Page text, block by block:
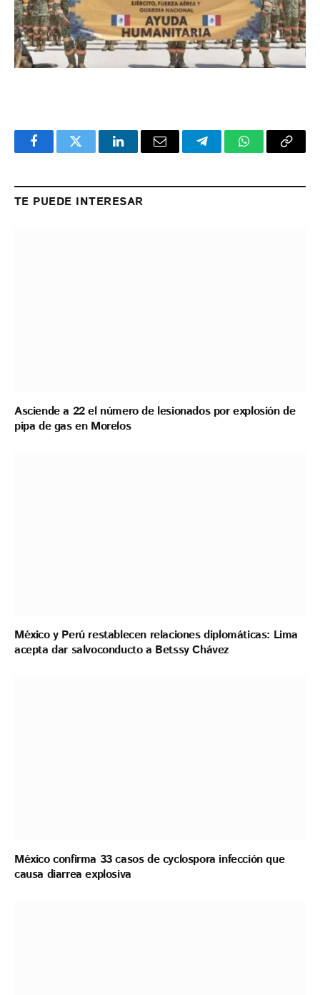
FacebookTwitter LinkedInEmail TelegramWhatsApp
Copy
TE PUEDE INTERESAR
Asciende a 22 el número de lesionados por explosión de
pipa de gas en Morelos
México y Perú restablecen relaciones diplomáticas: Lima
acepta dar salvoconducto a Betssy Chávez
México confirma 33 casos de cyclospora infección que
causa diarrea explosiva